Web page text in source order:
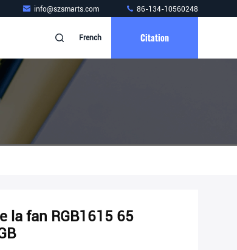
info@szsmarts.com 86-134-10560248
French Citation
la fan RGB1615 65